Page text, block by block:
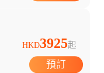
HKD3925起
預訂